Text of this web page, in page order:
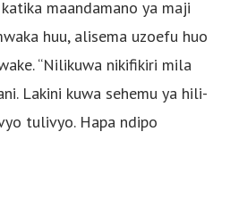
maandamano ya maji
huu, alisema uzoefu huo
“Nilikuwa nikifikiri mila
Lakini kuwa sehemu ya hili-
tulivyo. Hapa ndipo